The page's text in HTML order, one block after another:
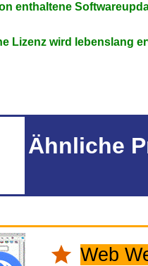
enthaltene
Lizenz wird lebenslang
Ähnliche
Web